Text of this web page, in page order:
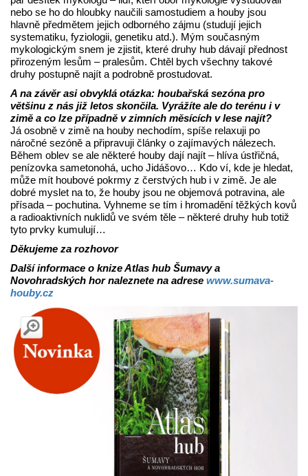
nebo se ho do hloubky naučili samostudiem a houby jsou
hlavně předmětem jejich odborného zájmu (studují jejich
systematiku, fyziologii, genetiku atd.). Mým současným
mykologickým snem je zjistit, které druhy hub dávají přednost
přirozeným lesům – pralesům. Chtěl bych všechny takové
druhy postupně najít a podrobně prostudovat.
A na závěr asi obvyklá otázka: houbařská sezóna pro
většinu z nás již letos skončila. Vyrážíte ale do terénu i v
zimě a co lze případně v zimních měsících v lese najít?
Já osobně v zimě na houby nechodím, spíše relaxuji po
náročné sezóně a připravuji články o zajímavých nálezech.
Během oblev se ale některé houby dají najít – hlíva ústřičná,
penízovka sametonohá, ucho Jidášovo… Kdo ví, kde je hledat,
může mít houbové pokrmy z čerstvých hub i v zimě. Je ale
dobré myslet na to, že houby jsou ne objemová potravina, ale
přísada – pochutina. Vyhneme se tím i hromadění těžkých kovů
a radioaktivních nuklidů ve svém těle – některé druhy hub totiž
tyto prvky kumulují…
Děkujeme za rozhovor
Další informace o knize Atlas hub Šumavy a
Novohradských hor naleznete na adrese www.sumava-
houby.cz